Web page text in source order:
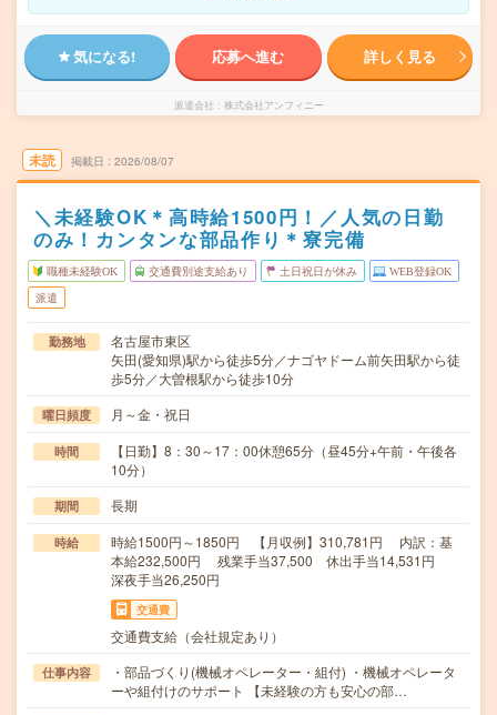
気になる! 応募へ進む 詳しく見る
派遣会社 株式会社アンフィニー
未読 掲載日 2026/08/07
＼未経験OK＊高時給1500円！／人気の日勤
のみ！カンタンな部品作り＊寮完備
職種未経験OK 交通費別途支給あり 土日祝日が休み WEB登録OK
派遣
勤務地
名古屋市東区
矢田(愛知県)駅から徒歩5分／ナゴヤドーム前矢田駅から徒
歩5分／大曽根駅から徒歩10分
曜日頻度 月～金・祝日
時間
【日勤】8：30～17：00休憩65分（昼45分+午前・午後各
10分）
期間 長期
時給
時給1500円～1850円 【月収例】310,781円 内訳：基
本給232,500円 残業手当37,500 休出手当14,531円
深夜手当26,250円
交通費
交通費支給（会社規定あり）
仕事内容
・部品づくり(機械オペレーター・組付) ・機械オペレータ
ーや組付けのサポート 【未経験の方も安心の部…